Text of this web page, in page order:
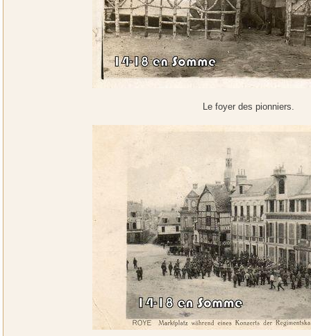
Le foyer des pionniers.